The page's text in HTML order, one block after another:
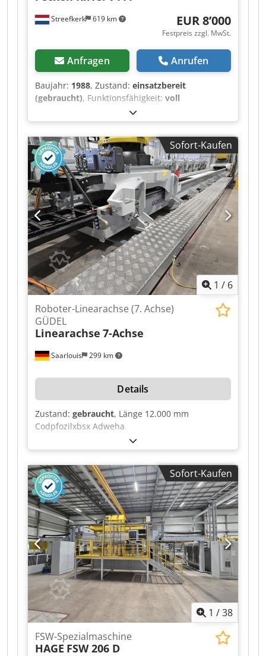
Streefkerk 619 km EUR 8’000
Festpreis zzgl. MwSt.
Anfragen Anrufen
Baujahr: 1988, Zustand: einsatzbereit
(gebraucht), Funktionsfähigkeit: voll
, Maschinen-/Fahrzeugnummer:
M8298, Bandsäge, Messersäge für weiche
Materialien. Die Maschine hat einen Ausladung
von 1260 mm Cedezivv Depfx Adwoha
Schnittlänge ca. 2300 mm Schnitthöhe ca. 900
mm
Sofort-Kaufen
1 / 6
Saarlouis 299 km
Roboter-Linearachse (7. Achse)
GÜDEL
Linearachse 7-Achse
Details
Zustand: gebraucht, Länge 12.000 mm
Codpfozilxbsx Adweha
Sofort-Kaufen
1 /38
FSW-Spezialmaschine
HAGE FSW 206 D